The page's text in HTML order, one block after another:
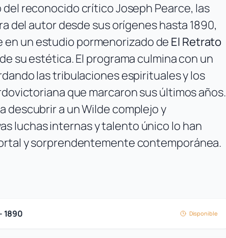
del reconocido crítico Joseph Pearce, las
del autor desde sus orígenes hasta 1890,
un estudio pormenorizado de El Retrato
su estética. El programa culmina con un
las tribulaciones espirituales y los
que marcaron sus últimos años.
descubrir a un Wilde complejo y
luchas internas y talento único lo han
y sorprendentemente contemporánea.
1890 Disponible